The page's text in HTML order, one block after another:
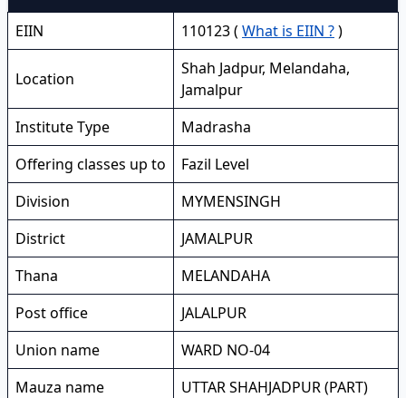
EIIN 110123 ( What is EIIN ?)
Location
Shah Jadpur, Melandaha,
Jamalpur
Institute Type
Madrasha
Offering classes up to
Fazil Level
Division
MYMENSINGH
District
JAMALPUR
Thana
MELANDAHA
Post office
JALALPUR
Union name
WARD NO-04
Mauza name
UTTAR SHAHJADPUR (PART)